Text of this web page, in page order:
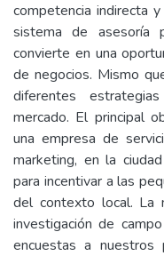
competencia indirecta
sistema de asesoría
convierte en una
de negocios. Mismo
diferentes
mercado. El principal
una empresa de
marketing, en la
para incentivar a las
del contexto local. La
investigación de
encuestas a